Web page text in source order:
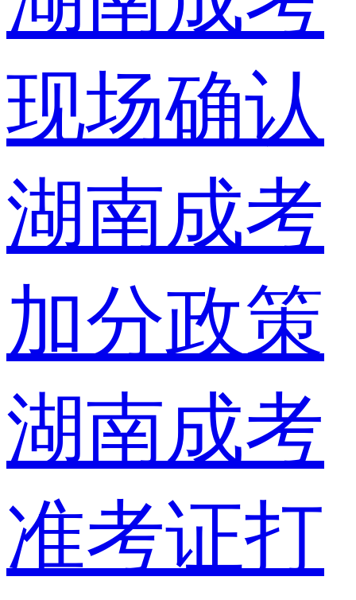
现场确认
湖南成考
加分政策
湖南成考
准考证打